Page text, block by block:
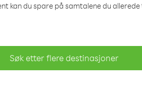
kan du spare på samtalene du allerede
Søk etter flere destinasjoner